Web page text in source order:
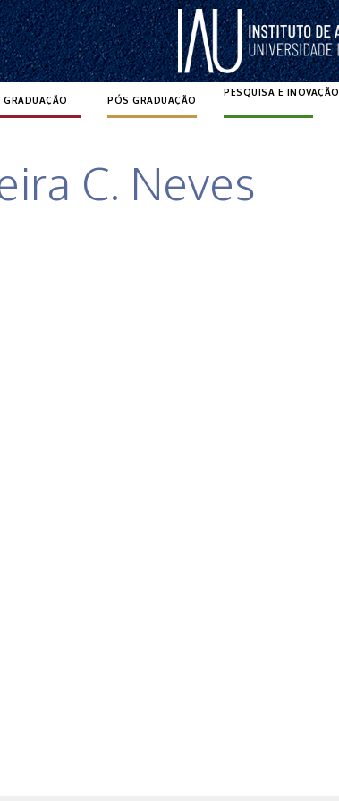
GRADUAÇÃO PÓS GRADUAÇÃO
PESQUISA E INOVAÇÃO
C. Neves